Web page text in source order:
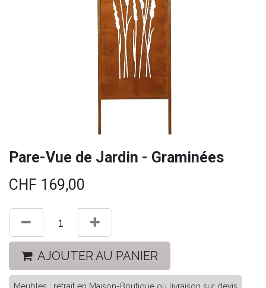
Pare-Vue de Jardin - Graminées
CHF 169,00
AJOUTER AU PANIER